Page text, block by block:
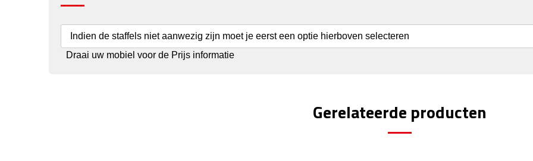
Indien de staffels niet aanwezig zijn moet je eerst een optie hierboven selecteren
Draai uw mobiel voor de Prijs informatie
Gerelateerde producten